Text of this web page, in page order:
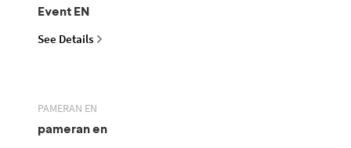
Event EN
See Details
PAMERAN EN
pameran en